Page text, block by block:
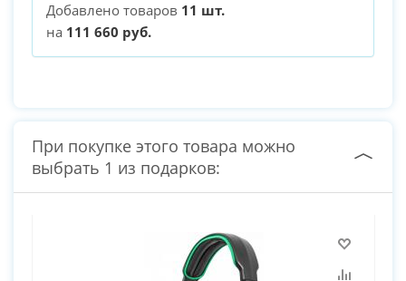
Добавлено товаров 11 шт.
на 111 660 руб.
При покупке этого товара можно
выбрать 1 из подарков: